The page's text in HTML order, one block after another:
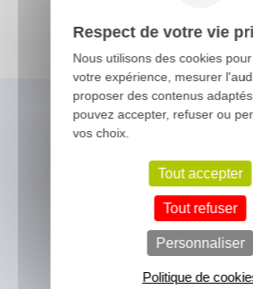
d'un conseil ?
Notre équipe se met à
disposition pour répondre
Respect de votre vie
Nous utilisons des cookies
votre expérience, mesurer
proposer des contenus
pouvez accepter, refuser ou
vos choix.
Tout accepter
Tout refuser
Personnaliser
Politique de